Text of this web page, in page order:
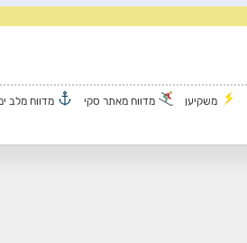
משקיען מדווח מאתר סקי מדווח מלב